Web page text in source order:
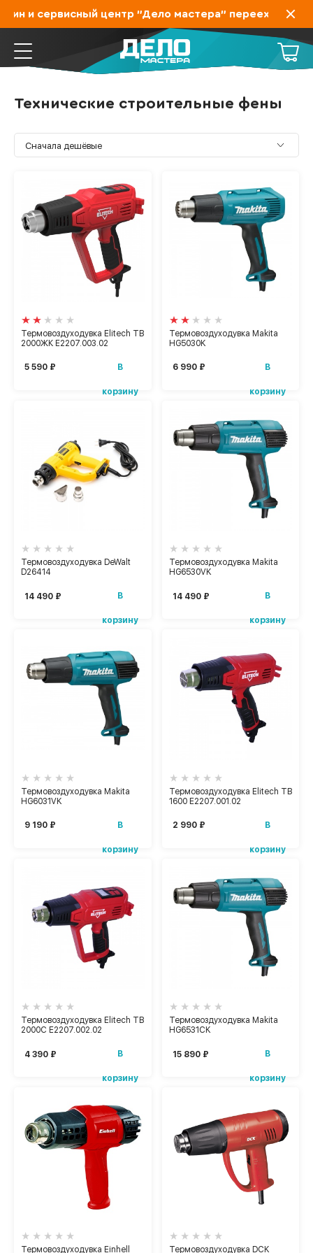
и сервисный центр "Дело мастера" переехал на
Технические строительные фены
Термовоздуходувка Elitech ТВ
2000ЖК E2207.003.02
5 590 ₽ В
корзину
Термовоздуходувка Makita
HG5030K
6 990 ₽ В
корзину
Термовоздуходувка DeWalt
D26414
14 490 ₽ В
корзину
Термовоздуходувка Makita
HG6530VK
14 490 ₽ В
корзину
Термовоздуходувка Makita
HG6031VK
9 190 ₽ В
корзину
Термовоздуходувка Elitech ТВ
1600 E2207.001.02
2 990 ₽ В
корзину
Термовоздуходувка Elitech ТВ
2000С E2207.002.02
4 390 ₽ В
корзину
Термовоздуходувка Makita
HG6531CK
15 890 ₽ В
корзину
Термовоздуходувка Einhell Термовоздуходувка DCK